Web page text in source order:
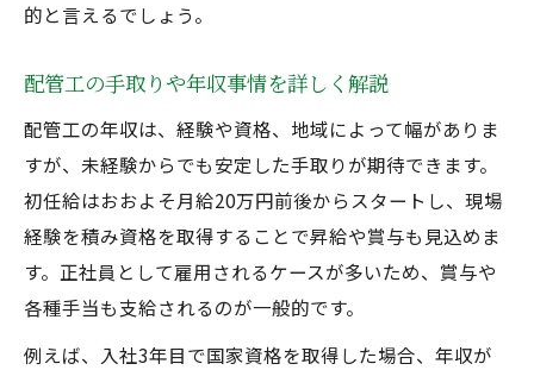
的と言えるでしょう。
配管工の手取りや年収事情を詳しく解説
配管工の年収は、経験や資格、地域によって幅がありま
すが、未経験からでも安定した手取りが期待できます。
初任給はおおよそ月給20万円前後からスタートし、現場
経験を積み資格を取得することで昇給や賞与も見込めま
す。正社員として雇用されるケースが多いため、賞与や
各種手当も支給されるのが一般的です。
例えば、入社3年目で国家資格を取得した場合、年収が